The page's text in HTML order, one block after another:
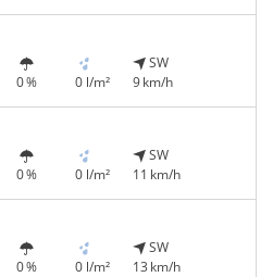
0 % 0 l/m²
SW
9 km/h
0 % 0 l/m²
SW
11 km/h
0 % 0 l/m²
SW
13 km/h